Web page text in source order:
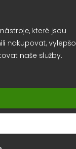
které jsou
nakupovat,
naše služby.